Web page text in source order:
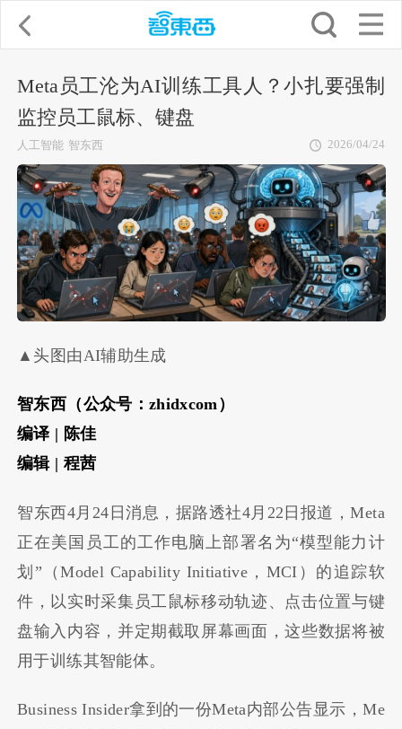
Meta员工沦为AI训练工具人？小扎要强制
监控员工鼠标、键盘
人工智能 智东西 2026/04/24
▲头图由AI辅助生成
智东西（公众号：zhidxcom）
编译 | 陈佳
编辑 | 程茜
智东西4月24日消息，据路透社4月22日报道，Meta
正在美国员工的工作电脑上部署名为“模型能力计
划”（Model Capability Initiative，MCI）的追踪软
件，以实时采集员工鼠标移动轨迹、点击位置与键
盘输入内容，并定期截取屏幕画面，这些数据将被
用于训练其智能体。
Business Insider拿到的一份Meta内部公告显示，Me